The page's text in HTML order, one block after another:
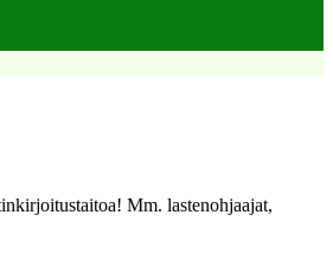
Mm. lastenohjaajat,